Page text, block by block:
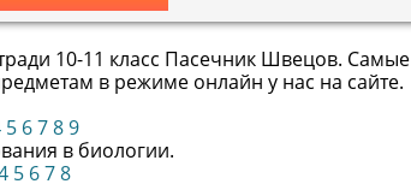
10-11 класс Пасечник Швецов. Самые
в режиме онлайн у нас на сайте.
56789
в биологии.
5 678